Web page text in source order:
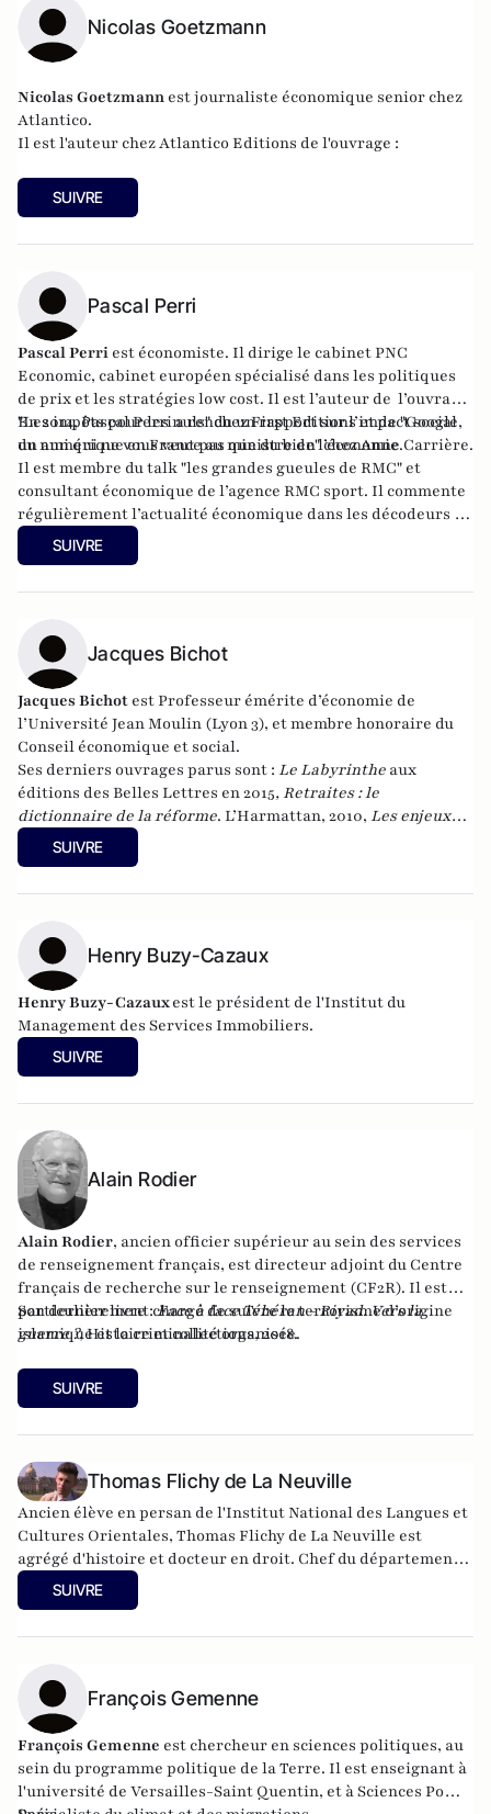
Nicolas Goetzmann
Nicolas Goetzmann est journaliste économique senior chez
Atlantico.
Il est l'auteur chezAtlantico Editions de l'ouvrage :
SUIVRE
Pascal Perri
Pascal Perri est économiste. Il dirige le cabinet PNC
Economic, cabinet européen spécialisé dans les politiques
de prix et les stratégies low cost. Il est l’auteur de l’ouvrage
"Les impôts pour les nuls" chez First Editions et de"Google,
un ami qui ne vous veut pas que du bien"chez Anne Carrière.
En 2014, Pascal Perri a rendu unrapportsur l’impact social
du numérique en France au ministre de l’économie.
Il est membre du talk "les grandes gueules de RMC" et
consultant économique de l’agence RMC sport. Il commente
régulièrement l’actualité économique dans les décodeurs de
l’éco sur BFM Business.
SUIVRE
Jacques Bichot
Jacques Bichot estProfesseur émérite d’économie de
l’Université Jean Moulin (Lyon 3), et membre honoraire du
Conseil économique et social.
Ses derniers ouvrages parus sont : Le Labyrinthe aux
éditions des Belles Lettres en 2015, Retraites : le
dictionnaire de la réforme. L’Harmattan, 2010, Les enjeux
2012 de A à Z
. L’Harmattan, 2012, et
Cherche-midi, en janvier 2017.
SUIVRE
Henry Buzy-Cazaux
Henry Buzy-Cazauxest le président de l'Institut du
Management des Services Immobiliers.
SUIVRE
Alain Rodier
Alain Rodier, ancien officier supérieur au sein des services
de renseignement français, est directeur adjoint du Centre
français de recherche sur le renseignement (CF2R). Il est
particulièrement chargé de suivre le terrorisme d’origine
islamique et la criminalité organisée.
Son dernier livre :Face à face Téhéran - Riyad. Vers la
guerre ?, Histoire et collections, 2018.
SUIVRE
Thomas Flichy de La Neuville
Ancien élève en persan de l'Institut National des Langues et
Cultures Orientales, Thomas Flichy de La Neuville est
agrégé d'histoire et docteur en droit. Chef du département
des études internationales à l'Ecole Spéciale de Saint-Cyr,
Thomas Flichy de La Neuville est membre du Centre Roland
Militärakademie, l'Université d'Oxford
SUIVRE
François Gemenne
François Gemenne est chercheur en sciences politiques, au
sein du programme politique de la Terre. Il est enseignant à
l'université de Versailles-Saint Quentin, et à Sciences Po